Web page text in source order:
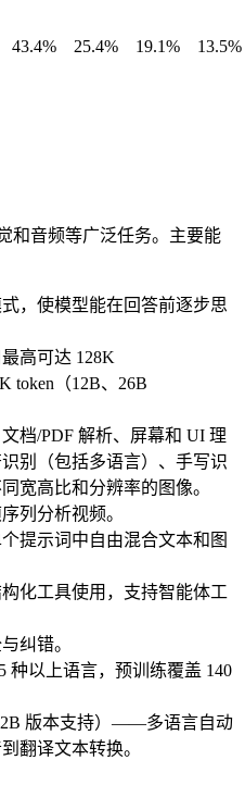
43.4% 25.4% 19.1% 13.5%
和音频等广泛任务。主要能
，使模型能在回答前逐步思
高可达 128K
token（12B、26B
档/PDF 解析、屏幕和 UI 理
别（包括多语言）、手写识
宽高比和分辨率的图像。
列分析视频。
提示词中自由混合文本和图
化工具使用，支持智能体工
纠错。
以上语言，预训练覆盖 140
版本支持）——多语言自动
翻译文本转换。